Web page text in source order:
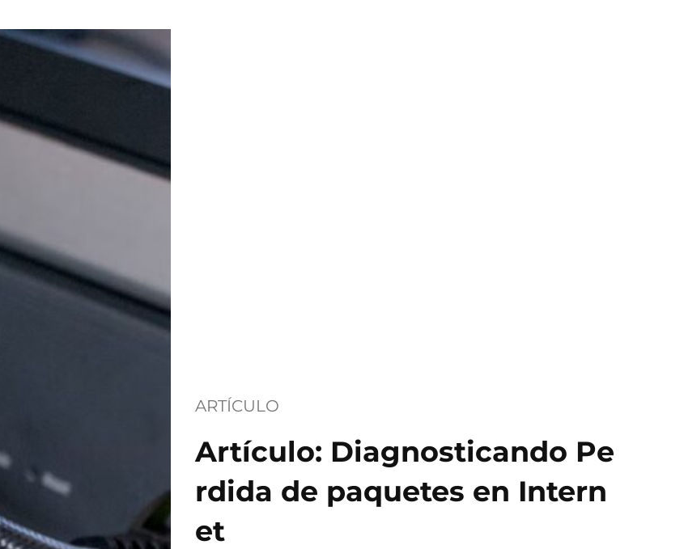
ARTÍCULO
Artículo: Diagnosticando Pe
rdida de paquetes en Intern
et